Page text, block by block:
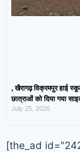
, खैरागढ़ विक्रमपुर हाई
छात्राओं को दिया गया
July 25, 2026
[the_ad